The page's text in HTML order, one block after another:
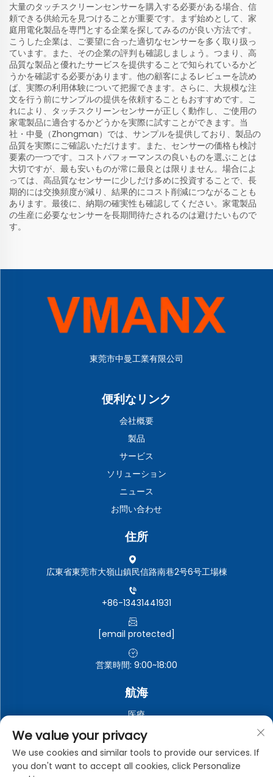
大量のタッチスクリーンセンサーを購入する必要がある場合、信
頼できる供給元を見つけることが重要です。まず始めとして、家
庭用電化製品を専門とする企業を探してみるのが良い方法です。
こうした企業は、ご要望に合った適切なセンサーを多く取り扱っ
ています。また、その企業の評判も確認しましょう。つまり、高
品質な製品と優れたサービスを提供することで知られているかど
うかを確認する必要があります。他の顧客によるレビューを読め
ば、実際の利用体験について把握できます。さらに、大規模な注
文を行う前にサンプルの提供を依頼することもおすすめです。こ
れにより、タッチスクリーンセンサーが正しく動作し、ご使用の
家電製品に適合するかどうかを実際に試すことができます。当
社・中曼（Zhongman）では、サンプルを提供しており、製品の
品質を実際にご確認いただけます。また、センサーの価格も検討
要素の一つです。コストパフォーマンスの良いものを選ぶことは
大切ですが、最も安いものが常に最良とは限りません。場合によ
っては、高品質なセンサーに少しだけ多めに投資することで、長
期的には交換頻度が減り、結果的にコスト削減につながることも
あります。最後に、納期の確実性も確認してください。家電製品
の生産に必要なセンサーを長期間待たされるのは避けたいもので
す。
東莞市中曼工業有限公司
便利なリンク
会社概要
製品
サービス
ソリューション
ニュース
お問い合わせ
住所
広東省東莞市大嶺山鎮民信路南巷2号6号工場棟
+86-13431441931
[email protected]
営業時間: 9:00~18:00
航海
医療
自動車電子機器
電子・電気機器
工業用
We value your privacy
We use cookies and similar tools to provide our services. If
you don't want to accept all cookies, click Personalize